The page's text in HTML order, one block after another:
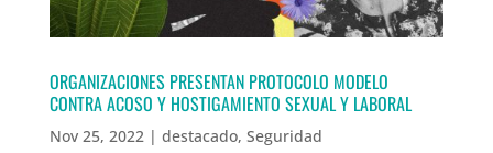
ORGANIZACIONES PRESENTAN PROTOCOLO MODELO
CONTRA ACOSO Y HOSTIGAMIENTO SEXUAL Y LABORAL
Nov 25, 2022| destacado, Seguridad